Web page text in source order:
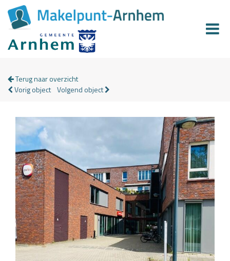
Terug naar overzicht
Vorig object Volgend object